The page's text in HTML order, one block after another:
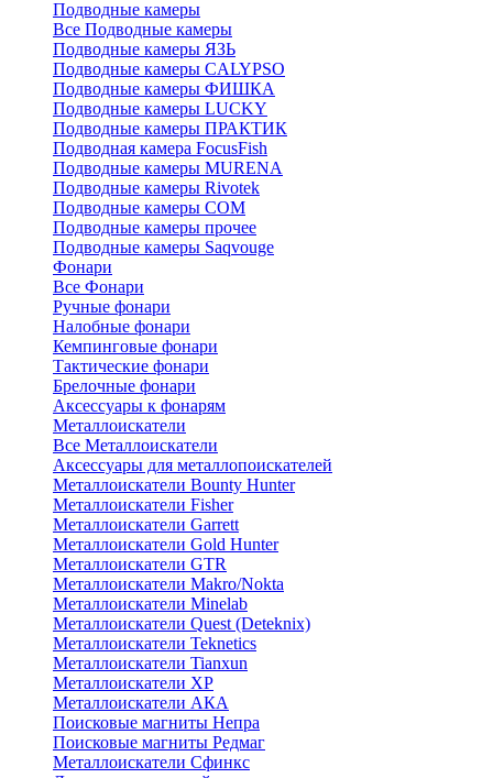
Подводные камеры
Все Подводные камеры
Подводные камеры ЯЗЬ
Подводные камеры CALYPSO
Подводные камеры ФИШКА
Подводные камеры LUCKY
Подводные камеры ПРАКТИК
Подводная камера FocusFish
Подводные камеры MURENA
Подводные камеры Rivotek
Подводные камеры СОМ
Подводные камеры прочее
Подводные камеры Saqvouge
Фонари
Все Фонари
Ручные фонари
Налобные фонари
Кемпинговые фонари
Тактические фонари
Брелочные фонари
Аксессуары к фонарям
Металлоискатели
Все Металлоискатели
Аксессуары для металлопоискателей
Металлоискатели Bounty Hunter
Металлоискатели Fisher
Металлоискатели Garrett
Металлоискатели Gold Hunter
Металлоискатели GTR
Металлоискатели Makro/Nokta
Металлоискатели Minelab
Металлоискатели Quest (Deteknix)
Металлоискатели Teknetics
Металлоискатели Tianxun
Металлоискатели XP
Металлоискатели АКА
Поисковые магниты Непра
Поисковые магниты Редмаг
Металлоискатели Сфинкс